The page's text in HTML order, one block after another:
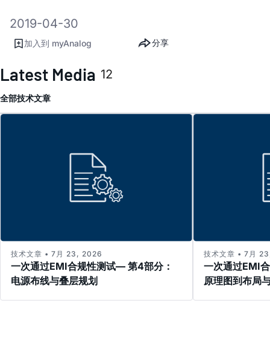
2019-04-30
加入到 myAnalog 分享
Latest Media 12
全部技术文章
一次通过EMI合规性测试— 第4部分：
电源布线与叠层规划
技术文章 • 7月 23, 2026
一次通过EMI
原理图到布局
技术文章 • 7月